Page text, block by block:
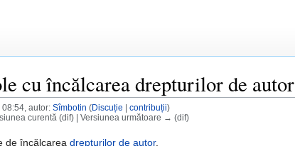
cu încălcarea drepturilor de autor
autor: Sîmbotin (Discuție contribuții)
curentă (dif) | Versiunea următoare → (dif)
de încălcarea drepturilor de autor.